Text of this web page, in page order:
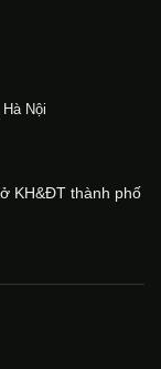
Nội
KH&ĐT thành phố